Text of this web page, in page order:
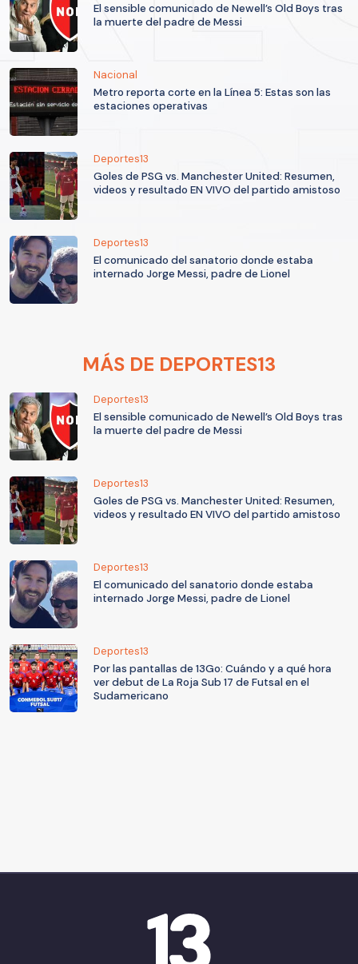
El sensible comunicado de Newell’s Old Boys tras
la muerte del padre de Messi
Nacional
Metro reporta corte en la Línea 5: Estas son las
estaciones operativas
Deportes13
Goles de PSG vs. Manchester United: Resumen,
videos y resultado EN VIVO del partido amistoso
Deportes13
El comunicado del sanatorio donde estaba
internado Jorge Messi, padre de Lionel
MÁS DE DEPORTES13
Deportes13
El sensible comunicado de Newell’s Old Boys tras
la muerte del padre de Messi
Deportes13
Goles de PSG vs. Manchester United: Resumen,
videos y resultado EN VIVO del partido amistoso
Deportes13
El comunicado del sanatorio donde estaba
internado Jorge Messi, padre de Lionel
Deportes13
Por las pantallas de 13Go: Cuándo y a qué hora
ver debut de La Roja Sub 17 de Futsal en el
Sudamericano